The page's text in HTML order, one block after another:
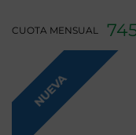
CUOTA MENSUAL
NUEVA